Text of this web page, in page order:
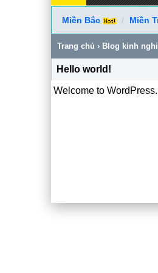
Miền Bắc Miền
Trang chủ › Blog kinh
Hello world!
Welcome to